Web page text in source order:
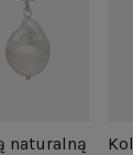
naturalną